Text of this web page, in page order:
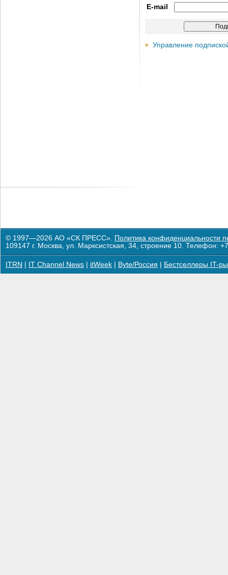
E-mail
Управление
© 1997—2026 АО «СК ПРЕСС». Политика конфиденциальности
109147 г. Москва, ул. Марксистская, 34, строение 10. Телефон:
ITRN IT Channel News itWeek Byte/Россия Бестселлеры IT-